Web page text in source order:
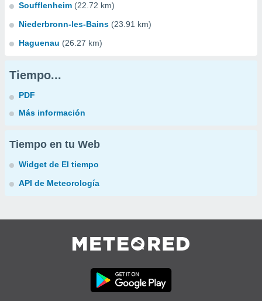
Soufflenheim (22.72 km)
Niederbronn-les-Bains (23.91 km)
Haguenau (26.27 km)
Tiempo...
PDF
Más información
Tiempo en tu Web
Widget de El tiempo
API de Meteorología